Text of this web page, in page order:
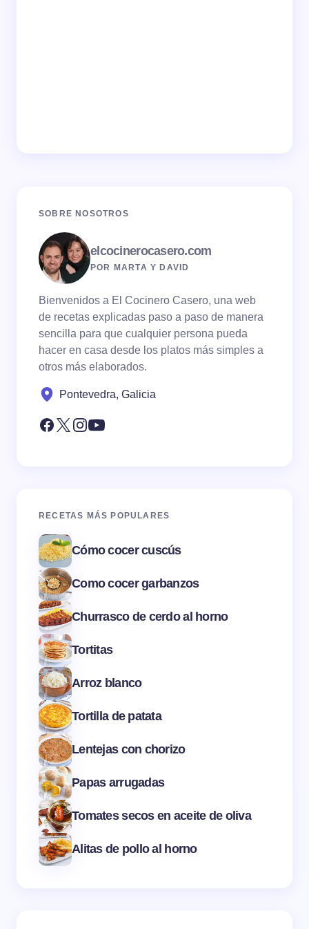
SOBRE NOSOTROS
elcocinerocasero.com
POR MARTA Y DAVID
Bienvenidos a El Cocinero Casero, una web
de recetas explicadas paso a paso de manera
sencilla para que cualquier persona pueda
hacer en casa desde los platos más simples a
otros más elaborados.
Pontevedra, Galicia
RECETAS MÁS POPULARES
Cómo cocer cuscús
Como cocer garbanzos
Churrasco de cerdo al horno
Tortitas
Arroz blanco
Tortilla de patata
Lentejas con chorizo
Papas arrugadas
Tomates secos en aceite de oliva
Alitas de pollo al horno